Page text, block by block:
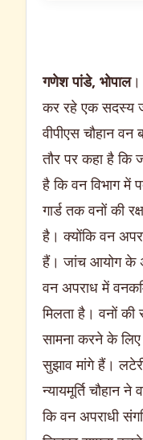
गणेश पांडे, भोपाल।
कर रहे एक सदस्य
वीपीएस चौहान
तौर पर कहा है कि
है कि वन विभाग
गार्ड तक वनों की
है। क्योंकि वन
हैं। जांच आयोग के
वन अपराध में
मिलता है। वनों की
सामना करने के लिए
सुझाव मांगे हैं।
न्यायमूर्ति चौहान
कि वन अपराधी